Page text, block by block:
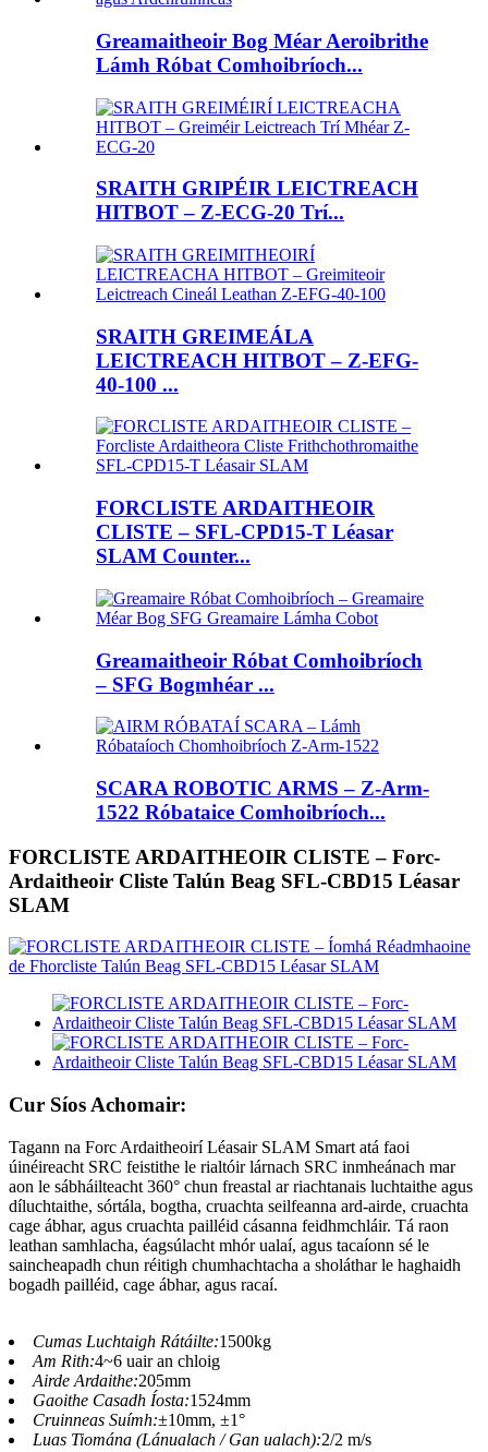
Greamaitheoir Bog Méar Aeroibrithe
Lámh Róbat Comhoibríoch...
SRAITH GRIPÉIR LEICTREACH
HITBOT – Z-ECG-20 Trí...
SRAITH GREIMEÁLA
LEICTREACH HITBOT – Z-EFG-
40-100 ...
FORCLISTE ARDAITHEOIR
CLISTE – SFL-CPD15-T Léasar
SLAM Counter...
Greamaitheoir Róbat Comhoibríoch
– SFG Bogmhéar ...
SCARA ROBOTIC ARMS – Z-Arm-
1522 Róbataice Comhoibríoch...
FORCLISTE ARDAITHEOIR CLISTE – Forc-
Ardaitheoir Cliste Talún Beag SFL-CBD15 Léasar
SLAM
Cur Síos Achomair:
Tagann na Forc Ardaitheoirí Léasair SLAM Smart atá faoi
úinéireacht SRC feistithe le rialtóir lárnach SRC inmheánach mar
aon le sábháilteacht 360° chun freastal ar riachtanais luchtaithe agus
díluchtaithe, sórtála, bogtha, cruachta seilfeanna ard-airde, cruachta
cage ábhar, agus cruachta pailléid cásanna feidhmchláir. Tá raon
leathan samhlacha, éagsúlacht mhór ualaí, agus tacaíonn sé le
saincheapadh chun réitigh chumhachtacha a sholáthar le haghaidh
bogadh pailléid, cage ábhar, agus racaí.
Cumas Luchtaigh Rátáilte:1500kg
Am Rith:4~6 uair an chloig
Airde Ardaithe:205mm
Gaoithe Casadh Íosta:1524mm
Cruinneas Suímh:±10mm, ±1°
Luas Tiomána (Lánualach / Gan ualach):2/2 m/s